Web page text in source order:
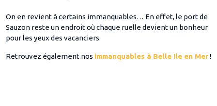
On en revient à certains immanquables… En effet, le port de
Sauzon reste un endroit où chaque ruelle devient un bonheur
pour les yeux des vacanciers.
Retrouvez également nos immanquables à Belle Ile en Mer!